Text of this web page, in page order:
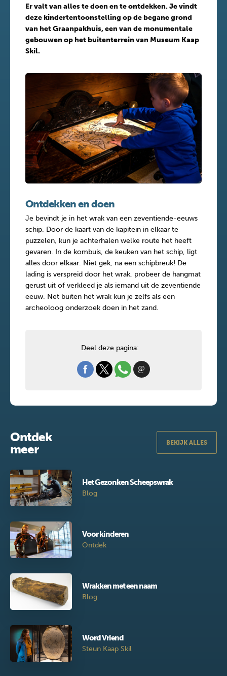
Er valt van alles te doen en te ontdekken. Je vindt
deze kindertentoonstelling op de begane grond
van het Graanpakhuis, een van de monumentale
gebouwen op het buitenterrein van Museum Kaap
Skil.
Ontdekken en doen
Je bevindt je in het wrak van een zeventiende-eeuws
schip. Door de kaart van de kapitein in elkaar te
puzzelen, kun je achterhalen welke route het heeft
gevaren. In de kombuis, de keuken van het schip, ligt
alles door elkaar. Niet gek, na een schipbreuk! De
lading is verspreid door het wrak, probeer de hangmat
gerust uit of verkleed je als iemand uit de zeventiende
eeuw. Net buiten het wrak kun je zelfs als een
archeoloog onderzoek doen in het zand.
Deel deze pagina:
Ontdek
meer
BEKIJK ALLES
Het Gezonken Scheepswrak
Blog
Voor kinderen
Ontdek
Wrakken met een naam
Blog
Word Vriend
Steun Kaap Skil